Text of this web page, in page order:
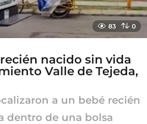
83 0
nacido sin vida
Valle de Tejeda,
a un bebé recién
dentro de una bolsa